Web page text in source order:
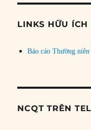
đề
LINKS HỮU ÍCH
Báo cáo Thường
NCQT TRÊN